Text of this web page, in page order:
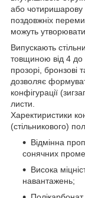
або чотиришарову
поздовжніх
можуть утворювати
Випускають
товщиною від 4 до
прозорі, бронзові
дозволяє
конфігурації
листи.
Харектиристики
(стільникового)
Відмінна
сонячних
Висока
навантажень;